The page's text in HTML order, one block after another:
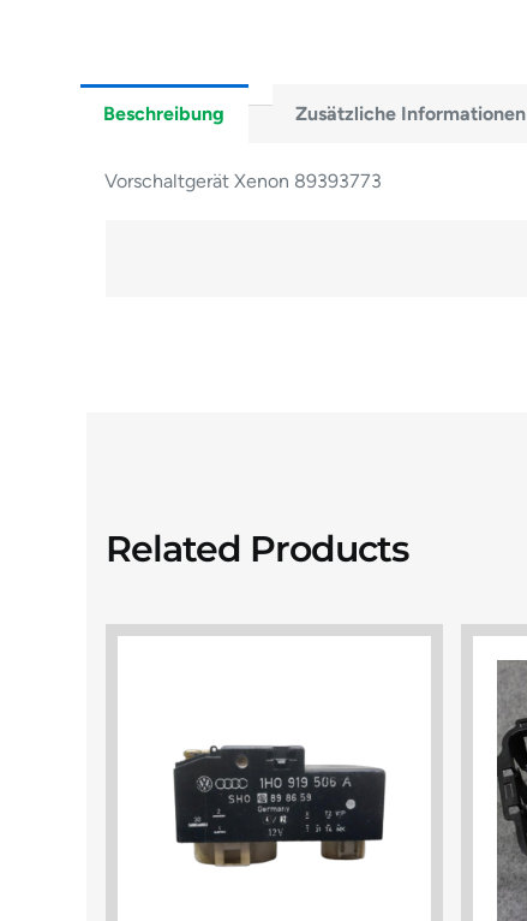
Beschreibung Zusätzliche Informationen
Vorschaltgerät Xenon 89393773
Related Products